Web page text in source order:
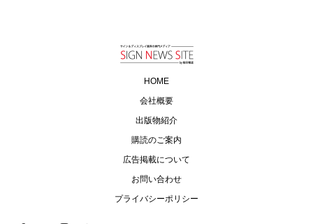
HOME
会社概要
出版物紹介
購読のご案内
広告掲載について
お問い合わせ
プライバシーポリシー